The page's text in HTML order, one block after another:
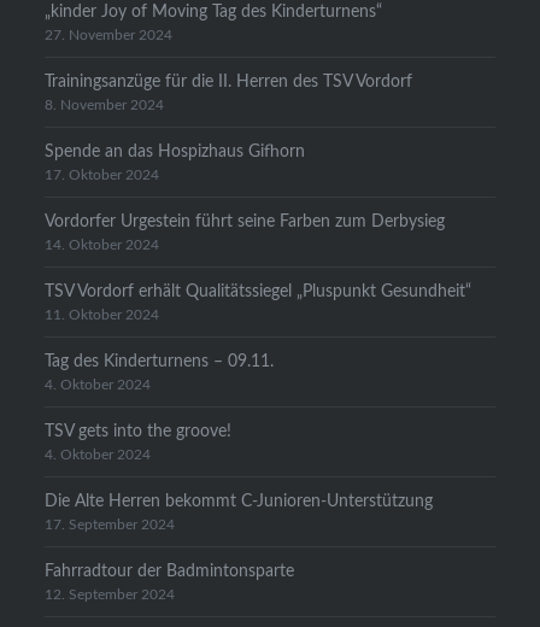
„kinder Joy of Moving Tag des Kinderturnens“
27. November 2024
Trainingsanzüge für die II. Herren des TSV Vordorf
8. November 2024
Spende an das Hospizhaus Gifhorn
17. Oktober 2024
Vordorfer Urgestein führt seine Farben zum Derbysieg
14. Oktober 2024
TSV Vordorf erhält Qualitätssiegel „Pluspunkt Gesundheit“
11. Oktober 2024
Tag des Kinderturnens – 09.11.
4. Oktober 2024
TSV gets into the groove!
4. Oktober 2024
Die Alte Herren bekommt C-Junioren-Unterstützung
17. September 2024
Fahrradtour der Badmintonsparte
12. September 2024